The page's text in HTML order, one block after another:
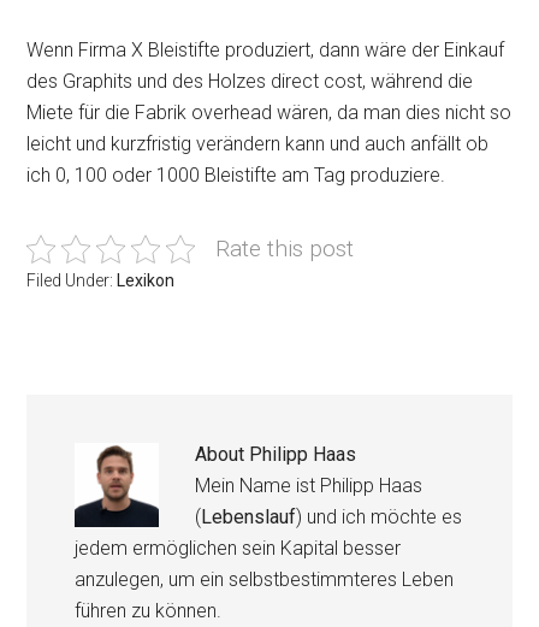
Wenn Firma X Bleistifte produziert, dann wäre der Einkauf
des Graphits und des Holzes direct cost, während die
Miete für die Fabrik overhead wären, da man dies nicht so
leicht und kurzfristig verändern kann und auch anfällt ob
ich 0, 100 oder 1000 Bleistifte am Tag produziere.
Rate this post
Filed Under: Lexikon
About Philipp Haas
Mein Name ist Philipp Haas
(Lebenslauf) und ich möchte es
jedem ermöglichen sein Kapital besser
anzulegen, um ein selbstbestimmteres Leben
führen zu können.